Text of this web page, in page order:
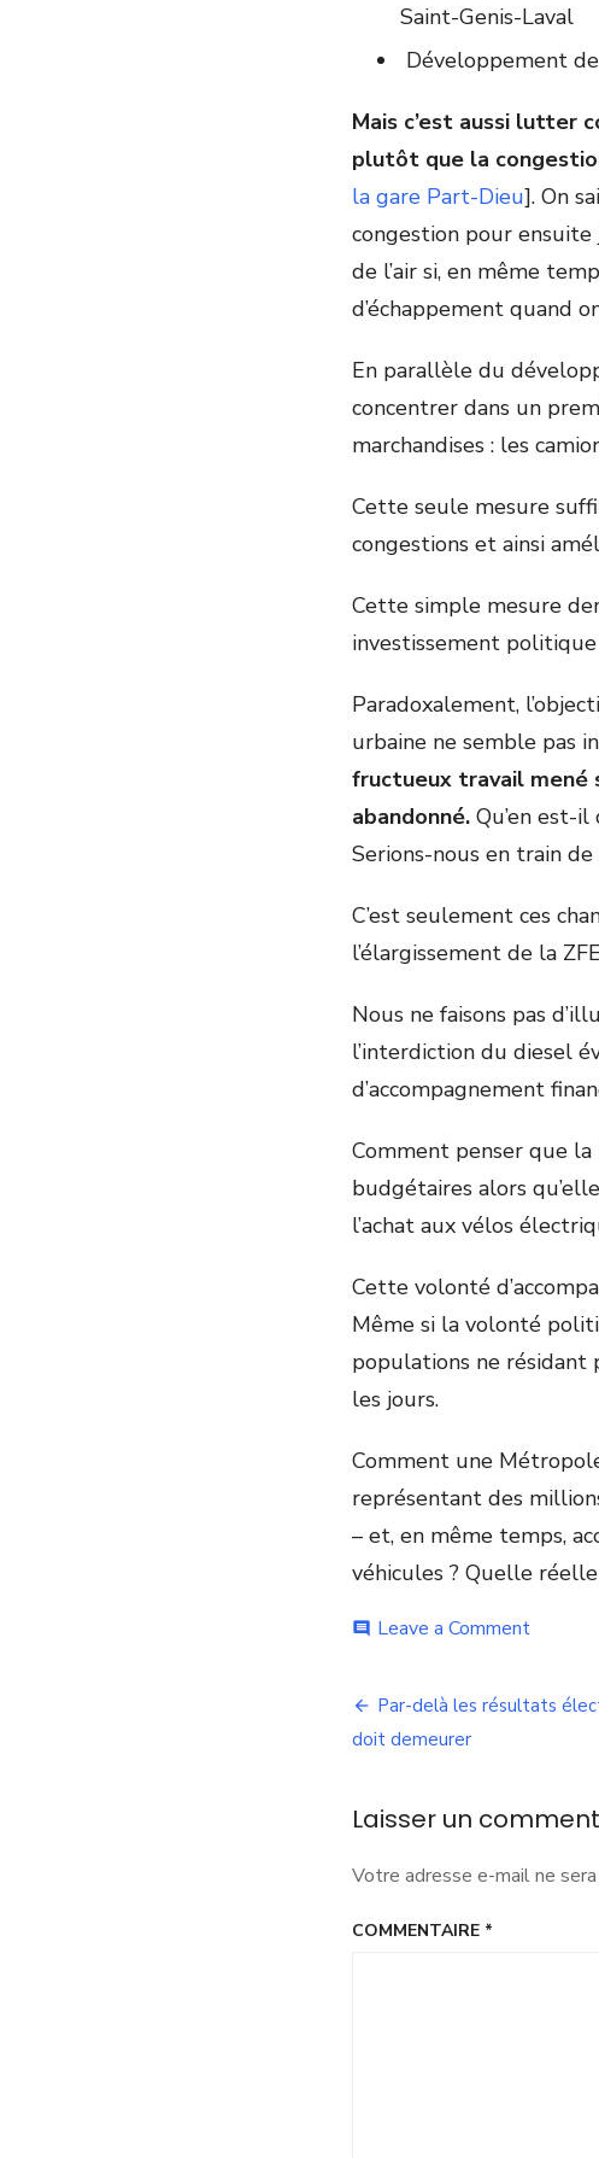
Saint-Genis-Laval
Développement
Mais c’est aussi lutter
plutôt que la
la gare Part-Dieu]. On
congestion pour
de l’air si, en même
d’échappement quand
En parallèle du
concentrer dans un
marchandises : les
Cette seule mesure
congestions et ainsi
Cette simple mesure
investissement
Paradoxalement,
urbaine ne semble pas
fructueux travail mené
abandonné. Qu’en est-
Serions-nous en train
C’est seulement ces
l’élargissement de la
Nous ne faisons pas
l’interdiction du diesel
d’accompagnement
Comment penser que
budgétaires alors
l’achat aux vélos
Cette volonté
Même si la volonté
populations ne résidant
les jours.
Comment une
représentant des
– et, en même temps,
véhicules ? Quelle
comment Leave a Commenton
la
en
avec
Navigation
de
Par-delà les résultats
doit demeurer
Laisser un
Votre adresse e-mail ne
COMMENTAIRE *